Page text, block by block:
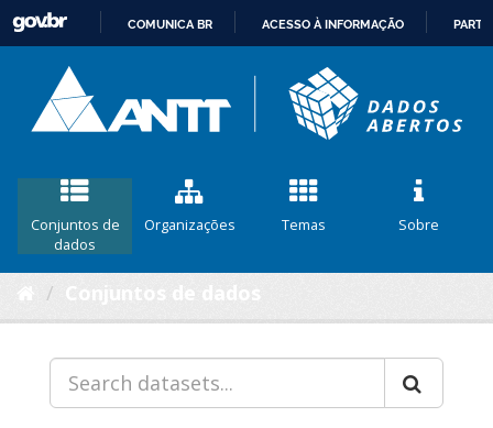
CONTEÚDO
COMUNICA BR ACESSO À INFORMAÇÃO
Conjuntos de
dados
Organizações Temas Sobre